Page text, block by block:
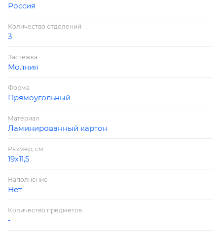
Россия
Количество отделений
3
Застежка
Молния
Форма
Прямоугольный
Материал
Ламинированный картон
Размер, см
19х11,5
Наполнение
Нет
Количество предметов
-